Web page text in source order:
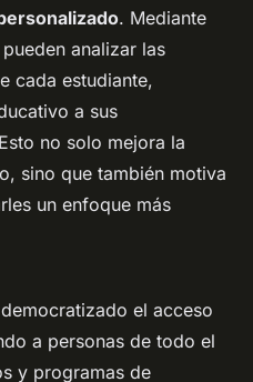
. Mediante
analizar las
cada estudiante,
a sus
no solo mejora la
sino que también motiva
un enfoque más
el acceso
a personas de todo el
y programas de